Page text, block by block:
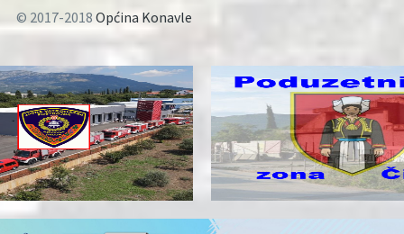
© 2017-2018 Općina Konavle